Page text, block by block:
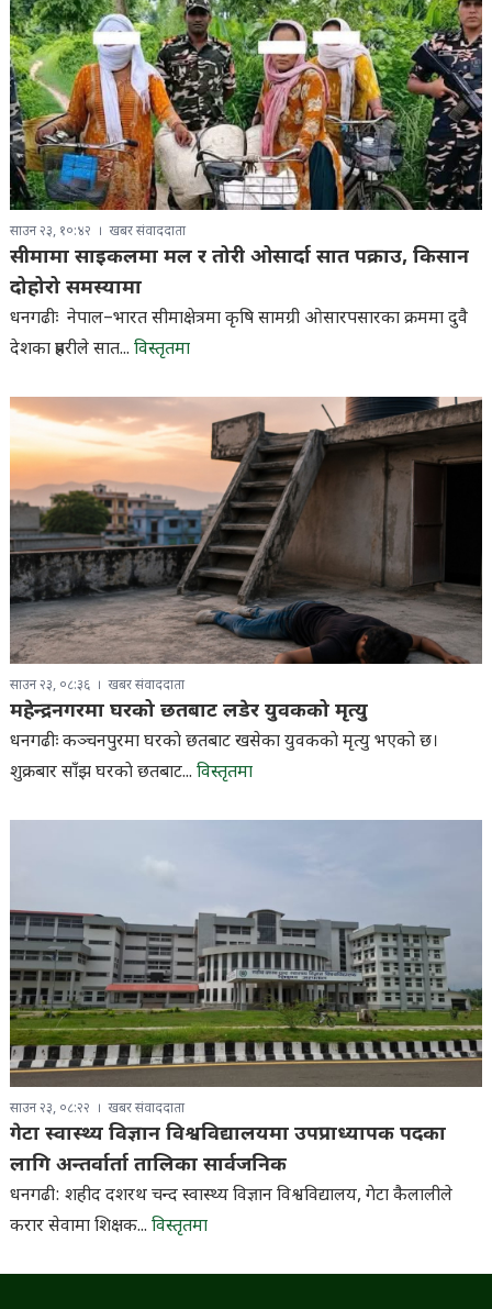
साउन २३, १०:४२ खबर संवाददाता
सीमामा साइकलमा मल र तोरी ओसार्दा सात पक्राउ, किसान
दोहोरो समस्यामा
धनगढीः नेपाल–भारत सीमाक्षेत्रमा कृषि सामग्री ओसारपसारका क्रममा दुवै
देशका प्रहरीले सात... विस्तृतमा
साउन २३, ०८:३६ खबर संवाददाता
महेन्द्रनगरमा घरको छतबाट लडेर युवकको मृत्यु
धनगढीः कञ्चनपुरमा घरकाे छतबाट खसेका युवककाे मृत्यु भएको छ।
शुक्रबार साँझ घरकाे छतबाट... विस्तृतमा
साउन २३, ०८:२२ खबर संवाददाता
गेटा स्वास्थ्य विज्ञान विश्वविद्यालयमा उपप्राध्यापक पदका
लागि अन्तर्वार्ता तालिका सार्वजनिक
धनगढी: शहीद दशरथ चन्द स्वास्थ्य विज्ञान विश्वविद्यालय, गेटा कैलालीले
करार सेवामा शिक्षक... विस्तृतमा